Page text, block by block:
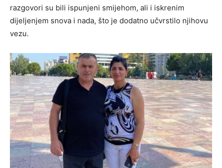
razgovori su bili ispunjeni smijehom, ali i iskrenim
dijeljenjem snova i nada, što je dodatno učvrstilo njihovu
vezu.